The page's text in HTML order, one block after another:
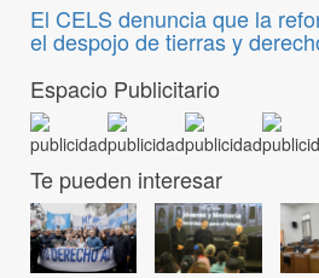
El CELS denuncia que la
el despojo de tierras y
Espacio Publicitario
Te pueden interesar